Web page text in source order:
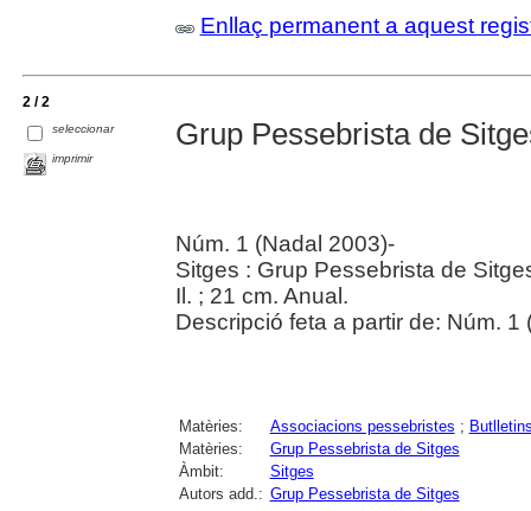
Enllaç permanent a aquest
2 / 2
seleccionar
imprimir
Grup Pessebrista de
Núm. 1 (Nadal 2003)-
Sitges : Grup Pessebrista de
Il. ; 21 cm. Anual.
Descripció feta a partir de: Núm. 1
Matèries: Associacions pessebristes ;
Matèries:
Grup Pessebrista de Sitges
Àmbit:
Sitges
Autors add.: Grup Pessebrista de Sitges